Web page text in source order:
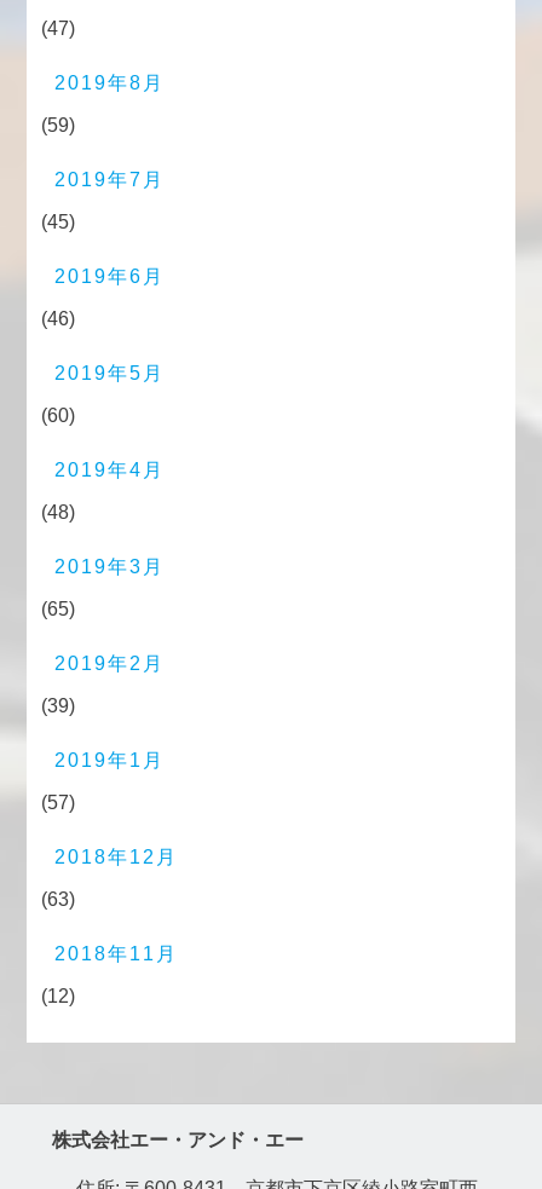
(47)
2019年8月
(59)
2019年7月
(45)
2019年6月
(46)
2019年5月
(60)
2019年4月
(48)
2019年3月
(65)
2019年2月
(39)
2019年1月
(57)
2018年12月
(63)
2018年11月
(12)
株式会社エー・アンド・エー